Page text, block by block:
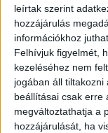
leírtak szerint
hozzájárulás
információkhoz
Felhívjuk figyelmét,
kezeléséhez nem
jogában áll tiltakozni
beállításai csak erre
megváltoztathatja a
hozzájárulását, ha